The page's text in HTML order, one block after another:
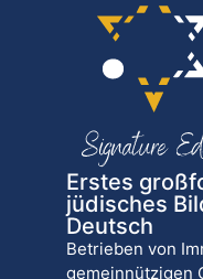
Erstes
jüdisches
Deutsch
Betrieben von
gemeinnützigen